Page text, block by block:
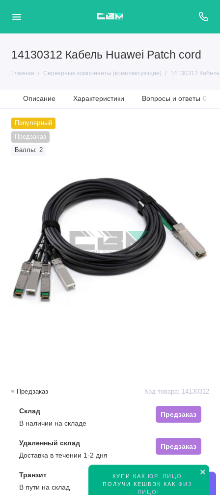
14130312 Кабель Huawei Patch cord
Главная Серверные компоненты (комплектующие) 14130312
Описание Характеристики Вопросы и ответы 0
Популярный
Предзаказ
Баллы: 2
×
КУПИ КАК ЮР. ЛИЦО
ПОЛУЧИ КЕШБЭК КАК ФИЗ.
ЛИЦО !
Предзаказ Код товара: 14130312
Склад
Предзаказ
В наличии на складе
Удаленный склад
Предзаказ
Доставка в течении 1-2 дня
Транзит
Предзаказ
В пути на склад